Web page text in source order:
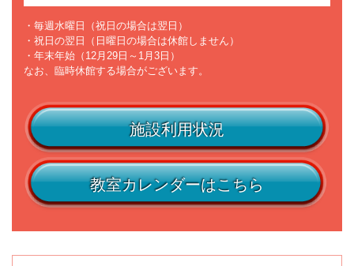
・毎週水曜日（祝日の場合は翌日）
・祝日の翌日（日曜日の場合は休館しません）
・年末年始（12月29日～1月3日）
なお、臨時休館する場合がございます。
施設利用状況
教室カレンダーはこちら